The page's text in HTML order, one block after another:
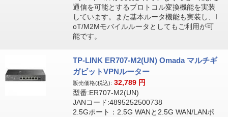
通信を可能とするプロトコル変換機能を実装
しています。また基本ルータ機能も実装し、I
oT/M2Mモバイルルータとしてもご利用が可
能です。
TP-LINK ER707-M2(UN) Omada マルチギ
ガビットVPNルーター
販売価格(税込): 32,789 円
型番:ER707-M2(UN)
JANコード:4895252500738
2.5Gポート：2.5G WANと2.5G WAN/LANポ